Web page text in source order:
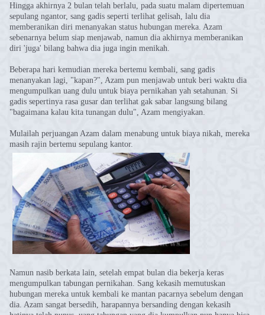
Hingga akhirnya 2 bulan telah berlalu, pada suatu malam dipertemuan
sepulang ngantor, sang gadis seperti terlihat gelisah, lalu dia
memberanikan diri menanyakan status hubungan mereka. Azam
sebenarnya belum siap menjawab, namun dia akhirnya memberanikan
diri 'juga' bilang bahwa dia juga ingin menikah.
Beberapa hari kemudian mereka bertemu kembali, sang gadis
menanyakan lagi, "kapan?", Azam pun menjawab untuk beri waktu dia
mengumpulkan uang dulu untuk biaya pernikahan yah setahunan. Si
gadis sepertinya rasa gusar dan terlihat gak sabar langsung bilang
"bagaimana kalau kita tunangan dulu", Azam mengiyakan.
Mulailah perjuangan Azam dalam menabung untuk biaya nikah, mereka
masih rajin bertemu sepulang kantor.
Namun nasib berkata lain, setelah empat bulan dia bekerja keras
mengumpulkan tabungan pernikahan. Sang kekasih memutuskan
hubungan mereka untuk kembali ke mantan pacarnya sebelum dengan
dia. Azam sangat bersedih, harapannya bersanding dengan kekasih